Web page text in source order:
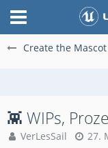
Create the Mascot
👾 WIPs,
VerLesSail 27.